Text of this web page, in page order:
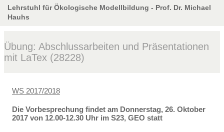
Lehrstuhl für Ökologische Modellbildung - Prof. Dr. Michael
Hauhs
Übung: Abschlussarbeiten und Präsentationen
mit LaTex (28228)
WS 2017/2018
Die Vorbesprechung findet am Donnerstag, 26. Oktober
2017 von 12.00-12.30 Uhr im S23, GEO statt